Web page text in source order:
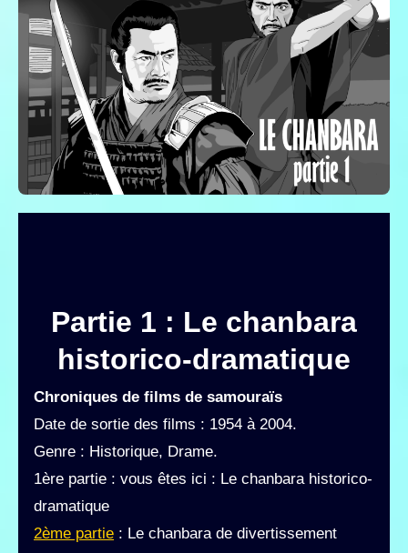
Partie 1 : Le chanbara
historico-dramatique
Chroniques de films de samouraïs
Date de sortie des films : 1954 à 2004.
Genre : Historique, Drame.
1ère partie : vous êtes ici : Le chanbara historico-
dramatique
2ème partie : Le chanbara de divertissement